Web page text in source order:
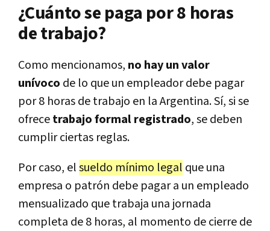
¿Cuánto se paga por 8 horas
de trabajo?
Como mencionamos, no hay un valor
unívoco de lo que un empleador debe pagar
por 8 horas de trabajo en la Argentina. Sí, si se
ofrecetrabajo formal registrado, se deben
cumplir ciertas reglas.
Por caso, elsueldo mínimo legal que una
empresa o patrón debe pagar a un empleado
mensualizado que trabaja una jornada
completa de 8 horas, al momento de cierre de